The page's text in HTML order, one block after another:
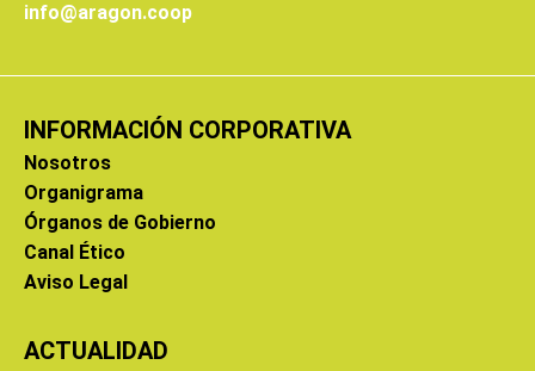
info@aragon.coop
INFORMACIÓN CORPORATIVA
Nosotros
Organigrama
Órganos de Gobierno
Canal Ético
Aviso Legal
ACTUALIDAD